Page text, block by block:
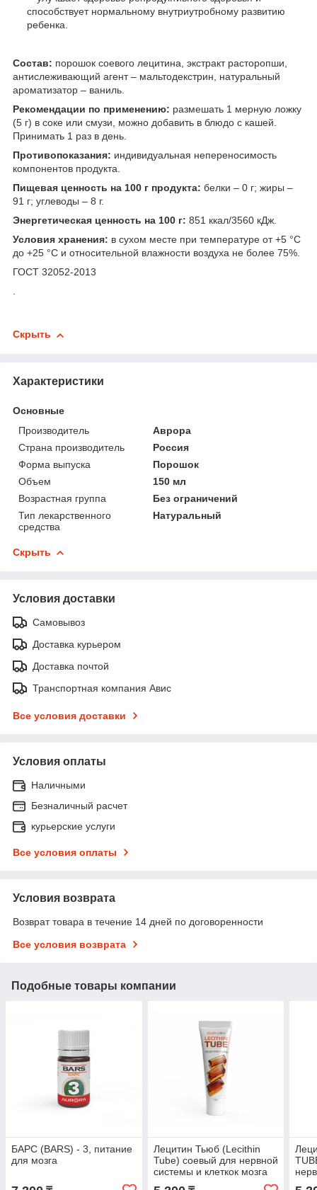
способствует нормальному внутриутробному развитию
ребенка.
Состав: порошок соевого лецитина, экстракт расторопши,
антислеживающий агент – мальтодекстрин, натуральный
ароматизатор – ваниль.
Рекомендации по применению: размешать 1 мерную ложку
(5 г) в соке или смузи, можно добавить в блюдо с кашей.
Принимать 1 раз в день.
Противопоказания: индивидуальная непереносимость
компонентов продукта.
Пищевая ценность на 100 г продукта: белки – 0 г; жиры –
91 г; углеводы – 8 г.
Энергетическая ценность на 100 г: 851 ккал/3560 кДж.
Условия хранения: в сухом месте при температуре от +5 °С
до +25 °С и относительной влажности воздуха не более 75%.
ГОСТ 32052-2013
.
Скрыть
Характеристики
Основные
Производитель
Аврора
Страна производитель
Россия
Форма выпуска
Порошок
Объем
150 мл
Возрастная группа
Без ограничений
Тип лекарственного
средства
Натуральный
Скрыть
Условия доставки
Самовывоз
Доставка курьером
Доставка почтой
Транспортная компания Авис
Все условия доставки
Условия оплаты
Наличными
Безналичный расчет
курьерские услуги
Все условия оплаты
Условия возврата
Возврат товара в течение 14 дней по договоренности
Все условия возврата
Подобные товары компании
БАРС (BARS) - 3, питание
для мозга
Лецитин Тьюб (Lecithin
Tube) соевый для нервной
системы и клеткок мозга